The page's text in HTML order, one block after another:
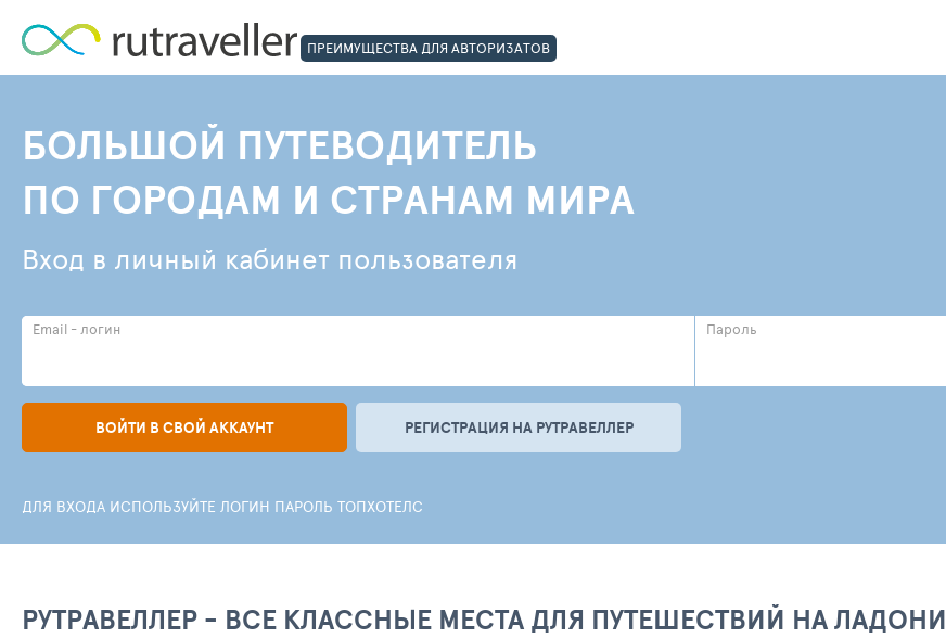
ПРЕИМУЩЕСТВА ДЛЯ АВТОРИЗАТОВ
БОЛЬШОЙ ПУТЕВОДИТЕЛЬ
ПО ГОРОДАМ И СТРАНАМ МИРА
Вход в личный кабинет пользователя
Email - логин Пароль
ВОЙТИ В СВОЙ АККАУНТ РЕГИСТРАЦИЯ НА РУТРАВЕЛЛЕР
ДЛЯ ВХОДА ИСПОЛЬЗУЙТЕ ЛОГИН ПАРОЛЬ ТОПХОТЕЛС
РУТРАВЕЛЛЕР - ВСЕ КЛАССНЫЕ МЕСТА ДЛЯ ПУТЕШЕСТВИЙ НА ЛАДОНИ